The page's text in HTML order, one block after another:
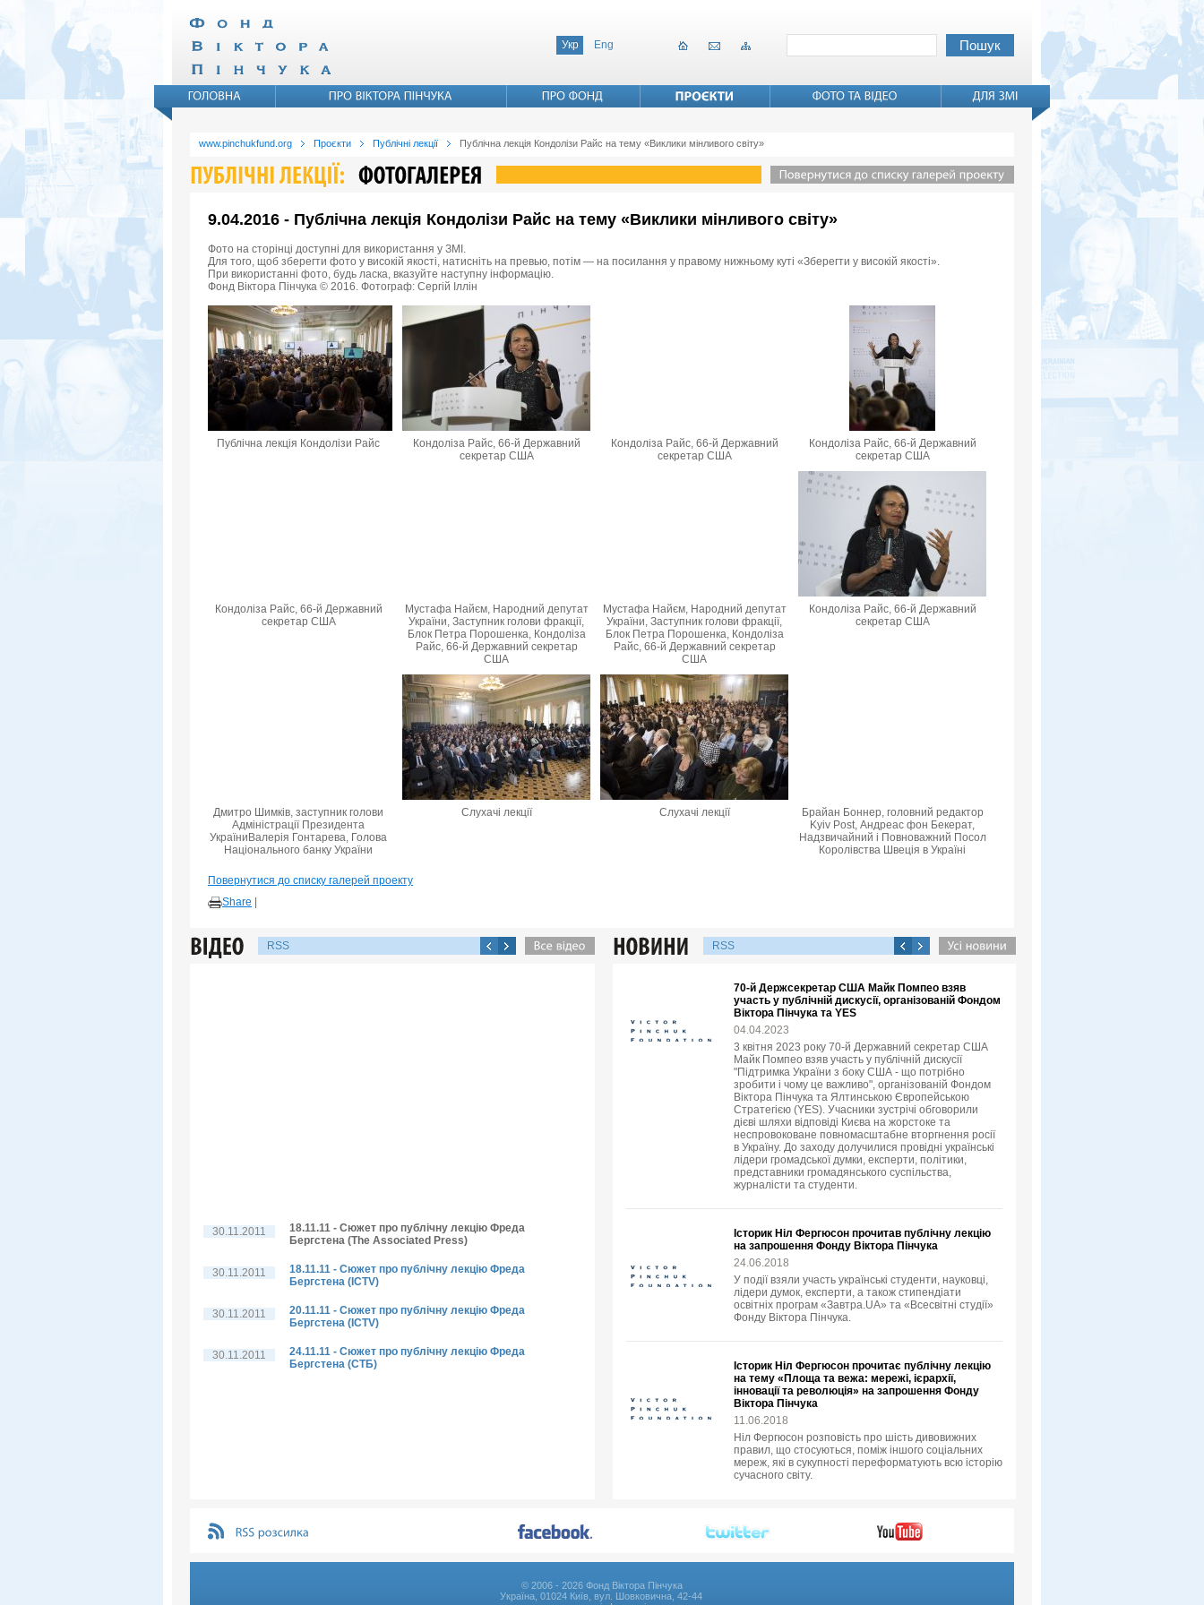
Укр Eng
www.pinchukfund.org Проєкти Публічні лекції Публічна лекція Кондолізи Райс на тему «Виклики мінливого світу»
9.04.2016 - Публічна лекція Кондолізи Райс на тему «Виклики мінливого світу»
Фото на сторінці доступні для використання у ЗМІ.
Для того, щоб зберегти фото у високій якості, натисніть на превью, потім — на посилання у правому нижньому куті «Зберегти у високій якості».
При використанні фото, будь ласка, вказуйте наступну інформацію.
Фонд Віктора Пінчука © 2016. Фотограф: Сергій Іллін
Публічна лекція Кондолізи Райс
Кондоліза Райс, 66-й Державний
секретар США
Кондоліза Райс, 66-й Державний
секретар США
Кондоліза Райс, 66-й Державний
секретар США
Кондоліза Райс, 66-й Державний
секретар США
Мустафа Найєм, Народний депутат
України, Заступник голови фракції,
Блок Петра Порошенка, Кондоліза
Райс, 66-й Державний секретар
США
Мустафа Найєм, Народний депутат
України, Заступник голови фракції,
Блок Петра Порошенка, Кондоліза
Райс, 66-й Державний секретар
США
Кондоліза Райс, 66-й Державний
секретар США
Дмитро Шимків, заступник голови
Адміністрації Президента
УкраїниВалерія Гонтарева, Голова
Національного банку України
Слухачі лекції Слухачі лекції
Брайан Боннер, головний редактор
Kyiv Post, Андреас фон Бекерат,
Надзвичайний і Повноважний Посол
Королівства Швеція в Україні
Повернутися до списку галерей проекту
Share
RSS
30.11.2011
18.11.11 - Сюжет про публічну лекцію Фреда
Бергстена (The Associated Press)
30.11.2011
18.11.11 - Сюжет про публічну лекцію Фреда
Бергстена (ICTV)
30.11.2011
20.11.11 - Сюжет про публічну лекцію Фреда
Бергстена (ICTV)
30.11.2011
24.11.11 - Сюжет про публічну лекцію Фреда
Бергстена (СТБ)
RSS
70-й Держсекретар США Майк Помпео взяв
участь у публічній дискусії, організованій Фондом
Віктора Пінчука та YES
04.04.2023
3 квітня 2023 року 70-й Державний секретар США
Майк Помпео взяв участь у публічній дискусії
"Підтримка України з боку США - що потрібно
зробити і чому це важливо", організованій Фондом
Віктора Пінчука та Ялтинською Європейською
Стратегією (YES). Учасники зустрічі обговорили
дієві шляхи відповіді Києва на жорстоке та
неспровоковане повномасштабне вторгнення росії
в Україну. До заходу долучилися провідні українські
лідери громадської думки, експерти, політики,
представники громадянського суспільства,
журналісти та студенти.
Історик Ніл Фергюсон прочитав публічну лекцію
на запрошення Фонду Віктора Пінчука
24.06.2018
У події взяли участь українські студенти, науковці,
лідери думок, експерти, а також стипендіати
освітніх програм «Завтра.UA» та «Всесвітні студії»
Фонду Віктора Пінчука.
Історик Ніл Фергюсон прочитає публічну лекцію
на тему «Площа та вежа: мережі, ієрархії,
інновації та революція» на запрошення Фонду
Віктора Пінчука
11.06.2018
Ніл Фергюсон розповість про шість дивовижних
правил, що стосуються, поміж іншого соціальних
мереж, які в сукупності переформатують всю історію
сучасного світу.
© 2006 - 2026 Фонд Віктора Пінчука
Україна, 01024 Київ, вул. Шовковична, 42-44